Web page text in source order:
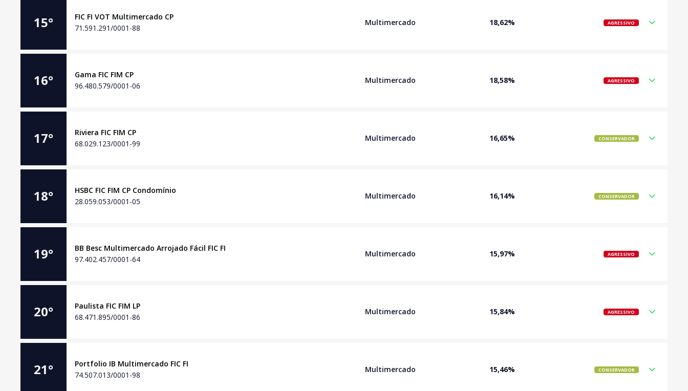
15°
FIC FI VOT Multimercado CP
71.591.291/0001-88
Multimercado 18,62% AGRESSIVO
16°
Gama FIC FIM CP
96.480.579/0001-06
Multimercado 18,58% AGRESSIVO
17°
Riviera FIC FIM CP
68.029.123/0001-99
Multimercado 16,65% CONSERVADOR
18°
HSBC FIC FIM CP Condomínio
28.059.053/0001-05
Multimercado 16,14% CONSERVADOR
19°
BB Besc Multimercado Arrojado Fácil FIC FI
97.402.457/0001-64
Multimercado 15,97% AGRESSIVO
20°
Paulista FIC FIM LP
68.471.895/0001-86
Multimercado 15,84% AGRESSIVO
21°
Portfolio IB Multimercado FIC FI
74.507.013/0001-98
Multimercado 15,46% CONSERVADOR